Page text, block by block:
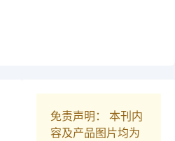
免责声明： 本刊内
容及产品图片均为